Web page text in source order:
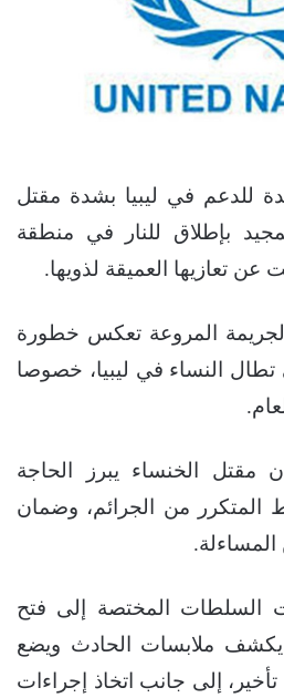
للدعم في ليبيا بشدة مقتل
بإطلاق للنار في منطقة
تعازيها العميقة لذويها.
المروعة تعكس خطورة
تطال النساء في ليبيا، خصوصا
مقتل الخنساء يبرز الحاجة
المتكرر من الجرائم، وضمان
السلطات المختصة إلى فتح
ملابسات الحادث ويضع
تأخير، إلى جانب اتخاذ إجراءات